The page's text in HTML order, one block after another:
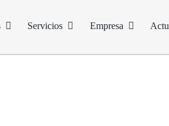
Servicios Empresa